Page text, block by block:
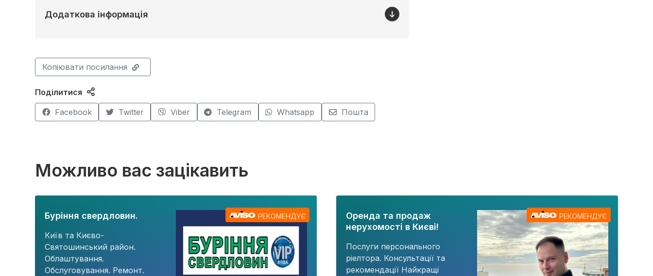
Додаткова інформація
Копіювати посилання
Поділитися
Facebook Twitter Viber Telegram Whatsapp Пошта
Можливо вас зацікавить
Буріння свердловин.
Київ та Києво-
Святошинський район.
Облаштування.
Обслуговування. Ремонт.
РЕКОМЕНДУЄ
Оренда та продаж
нерухомості в Києві!
Послуги персонального
ріелтора. Консультації та
рекомендації Найкращі
РЕКОМЕНДУЄ